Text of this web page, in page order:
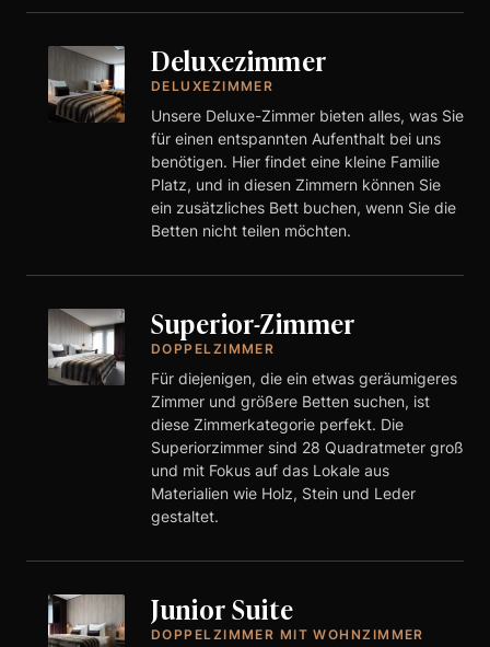
Deluxezimmer
DELUXEZIMMER
Unsere Deluxe-Zimmer bieten alles, was Sie
für einen entspannten Aufenthalt bei uns
benötigen. Hier findet eine kleine Familie
Platz, und in diesen Zimmern können Sie
ein zusätzliches Bett buchen, wenn Sie die
Betten nicht teilen möchten.
Superior-Zimmer
DOPPELZIMMER
Für diejenigen, die ein etwas geräumigeres
Zimmer und größere Betten suchen, ist
diese Zimmerkategorie perfekt. Die
Superiorzimmer sind 28 Quadratmeter groß
und mit Fokus auf das Lokale aus
Materialien wie Holz, Stein und Leder
gestaltet.
Junior Suite
DOPPELZIMMER MIT WOHNZIMMER